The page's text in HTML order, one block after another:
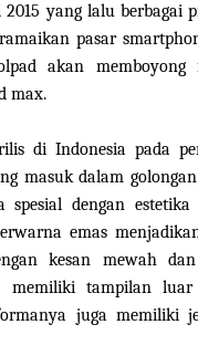
yang lalu berbagai
pasar
akan memboyong
max.
di Indonesia pada
masuk dalam
spesial dengan
emas
kesan mewah
memiliki tampilan
juga memiliki